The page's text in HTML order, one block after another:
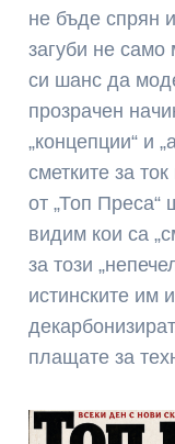
не бъде спрян
загуби не
си шанс да
прозрачен
„концепции“ и
сметките за
от „Топ
видим кои са
за този
истинските им
плащате за